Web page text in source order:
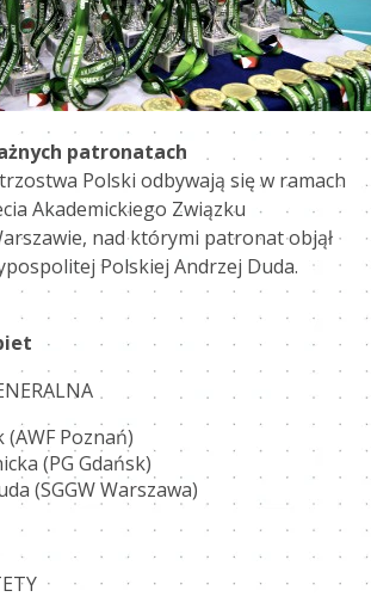
patronatach
Polski odbywają się w ramach
Akademickiego Związku
nad którymi patronat objął
Polskiej Andrzej Duda.
Poznań)
(PG Gdańsk)
(SGGW Warszawa)